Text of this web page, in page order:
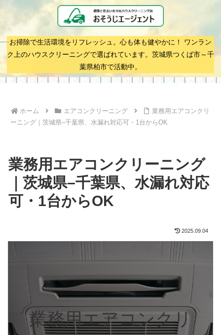
お掃除で生活環境をリフレッシュ。心も体も健やかに！ ワンラン
ク上のハウスクリーニングで選ばれています。茨城県つくば市～千
葉県柏市で活動中。
ホーム エアコンクリーニング
業務用エアコンクリ
ーニング｜茨城県–千葉県、水漏れ対応可・1台からOK
業務用エアコンクリーニング
｜茨城県–千葉県、水漏れ対応
可・1台からOK
2025.09.04
業務用エアコンクリ